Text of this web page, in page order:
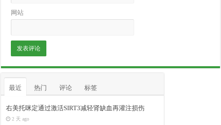
网站
最近 热门 评论 标签
右美托咪定通过激活SIRT3减轻肾缺血再灌注损伤
2 天 ago